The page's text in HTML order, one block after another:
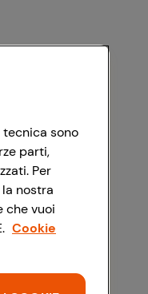
sono
parti,
Per
nostra
che vuoi
Cookie